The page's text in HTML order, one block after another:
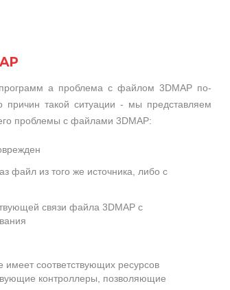
а проблема с файлом 3DMAP по-
причин такой ситуации - мы представляем
проблемы с файлами 3DMAP:
файл из того же источника, либо с
связи файла 3DMAP с
соответствующих ресурсов
контроллеры, позволяющие